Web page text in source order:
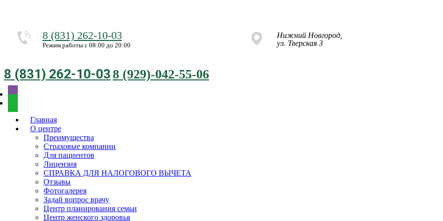
8 (831) 262-10-03
Режим работы с 08:00 до 20:00
Нижний Новгород,
ул. Тверская 3
8 (831) 262-10-038 (929)-042-55-06
Главная
О центре
Преимущества
Страховые компании
Для пациентов
Лицензия
СПРАВКА ДЛЯ НАЛОГОВОГО ВЫЧЕТА
Отзывы
Фотогалерея
Задай вопрос врачу
Центр планирования семьи
Центр женского здоровья